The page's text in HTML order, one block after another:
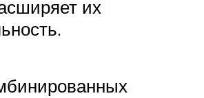
их